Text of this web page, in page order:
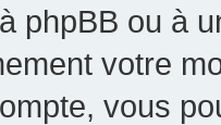
phpBB ou à
votre
vous